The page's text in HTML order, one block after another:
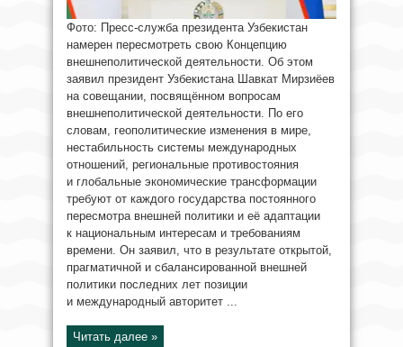
Фото: Пресс-служба президента Узбекистан
намерен пересмотреть свою Концепцию
внешнеполитической деятельности. Об этом
заявил президент Узбекистана Шавкат Мирзиёев
на совещании, посвящённом вопросам
внешнеполитической деятельности. По его
словам, геополитические изменения в мире,
нестабильность системы международных
отношений, региональные противостояния
и глобальные экономические трансформации
требуют от каждого государства постоянного
пересмотра внешней политики и её адаптации
к национальным интересам и требованиям
времени. Он заявил, что в результате открытой,
прагматичной и сбалансированной внешней
политики последних лет позиции
и международный авторитет ...
Читать далее »